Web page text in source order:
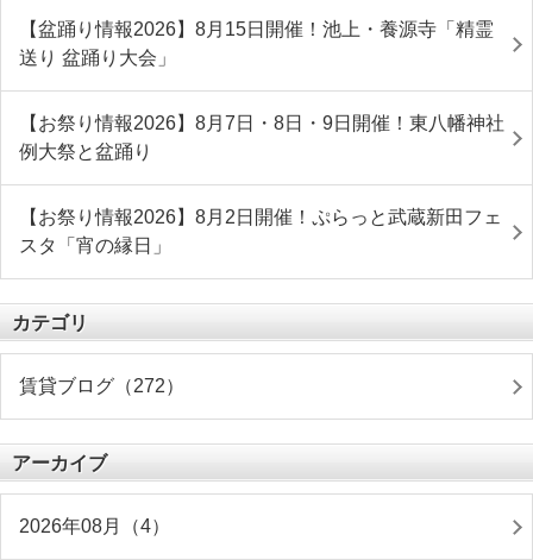
【盆踊り情報2026】8月15日開催！池上・養源寺「精霊
送り 盆踊り大会」
【お祭り情報2026】8月7日・8日・9日開催！東八幡神社
例大祭と盆踊り
【お祭り情報2026】8月2日開催！ぷらっと武蔵新田フェ
スタ「宵の縁日」
カテゴリ
賃貸ブログ（272）
アーカイブ
2026年08月（4）